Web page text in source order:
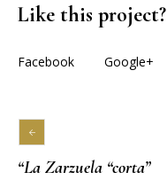
Like this project?
Facebook Google+
“La Zarzuela “corta”